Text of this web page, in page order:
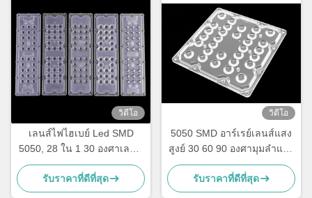
วิดีโอ
เลนส์ไฟไฮเบย์ Led SMD
5050, 28 ใน 1 30 องศาเลนส์
Led 236x70mm
รับราคาที่ดีที่สุด
วิดีโอ
5050 SMD อาร์เรย์เลนส์แสง
สูงย์ 30 60 90 องศามุมลำแสง
สำหรับโคมไฟ 30W-100W
รับราคาที่ดีที่สุด